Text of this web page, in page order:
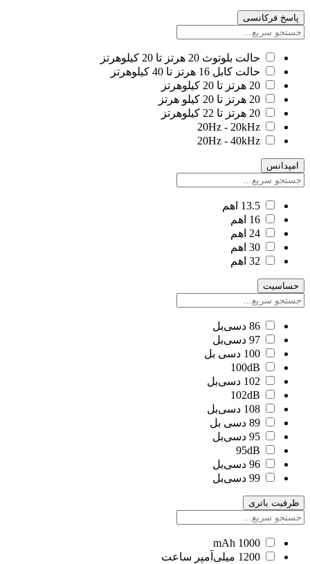
پاسخ فرکانسی
حالت بلوتوث 20 هرتز تا 20 کیلوهرتز
حالت کابل 16 هرتز تا 40 کیلوهرتز
20 هرتز تا 20 کیلوهرتز
20 هرتز تا 20 کیلو هرتز
20 هرتز تا 22 کیلوهرتز
20Hz - 20kHz
20Hz - 40kHz
امپدانس
13.5 اهم
16 اهم
24 اهم
30 اهم
32 اهم
حساسیت
86 دسی‌بل
97 دسی‌بل
100 دسی بل
100dB
102 دسی‌بل
102dB
108 دسی‌بل
89 دسی بل
95 دسی‌بل
95dB
96 دسی‌بل
99 دسی‌بل
ظرفیت باتری
1000 mAh
1200 میلی‌آمپر ساعت